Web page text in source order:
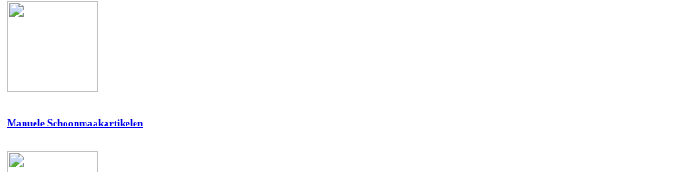
Manuele Schoonmaakartikelen